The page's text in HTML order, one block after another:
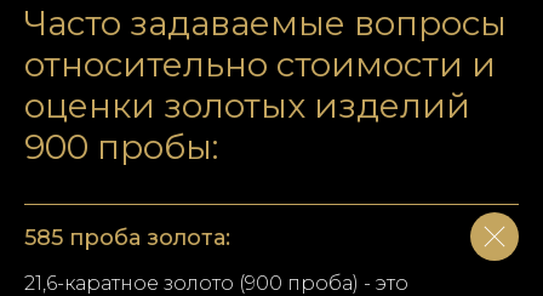
Часто задаваемые вопросы
относительно стоимости и
оценки золотых изделий
900 пробы:
585 проба золота:
21,6-каратное золото (900 проба) - это